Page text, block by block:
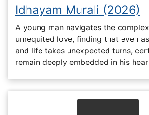
Idhayam Murali (2026)
A young man navigates the
unrequited love, finding that even
and life takes unexpected turns,
remain deeply embedded in his